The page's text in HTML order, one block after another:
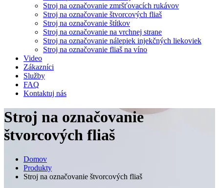
Stroj na označovanie zmršťovacích rukávov
Stroj na označovanie štvorcových fliaš
Stroj na označovanie štítkov
Stroj na označovanie na vrchnej strane
Stroj na označovanie nálepiek injekčných liekoviek
Stroj na označovanie fliaš na víno
Video
Zákazníci
Služby
FAQ
Kontaktuj nás
Stroj na označovanie
štvorcových fliaš
Domov
Produkty
Stroj na označovanie štvorcových fliaš